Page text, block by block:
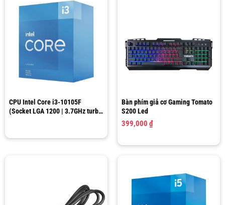
CPU Intel Core i3-10105F
(Socket LGA 1200 | 3.7GHz turbo
Bàn phím giả cơ Gaming Tomato
S200 Led
399,000 ₫